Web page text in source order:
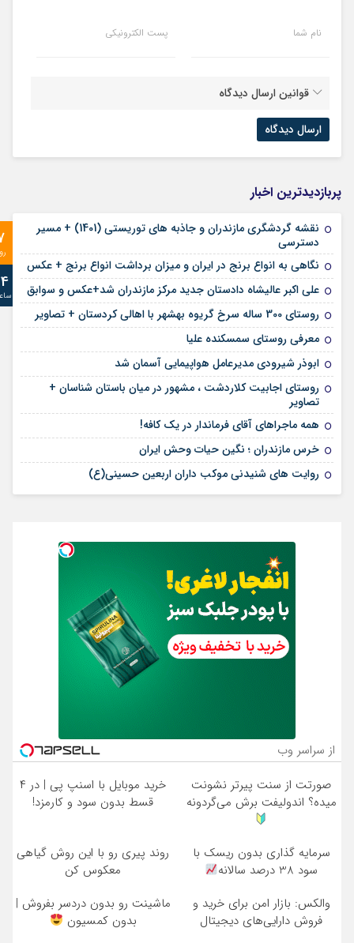
نام شما پست الکترونیکی
قوانین ارسال دیدگاه
پربازدیدترین اخبار
نقشه گردشگری مازندران و جاذبه های توریستی (1401) + مسیر
دسترسی
نگاهی به انواع برنج در ایران و میزان برداشت انواع برنج + عکس
علی‌ اکبر عالیشاه دادستان جدید مرکز مازندران شد+عکس و سوابق
روستای 300 ساله سرخ ‌گریوه بهشهر با اهالی کردستان + تصاویر
معرفی روستای سمسکنده علیا
ابوذر شیرودی مدیرعامل هواپیمایی آسمان شد
روستای اجابیت کلاردشت ، مشهور در میان باستان شناسان +
تصاویر
همه ماجراهای آقای فرماندار در یک کافه!
خرس مازندران ؛ نگین حیات وحش ایران
روایت های شنیدنی موکب داران اربعین حسینی(ع)
از سراسر وب
صورتت از سنت پیرتر نشونت
میده؟ اندولیفت برش می‌گردونه
خرید موبایل با اسنپ پی | در ۴
قسط بدون سود و کارمزد!
سرمایه گذاری بدون ریسک با
سود 38 درصد سالانه
روند پیری رو با این روش گیاهی
معکوس کن
والکس: بازار امن برای خرید و
فروش دارایی‌های دیجیتال
ماشینت رو بدون دردسر بفروش |
بدون کمسیون